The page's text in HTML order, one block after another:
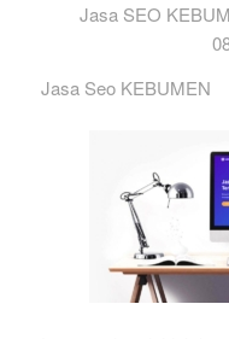
Jasa SEO
Jasa Seo KEBUMEN